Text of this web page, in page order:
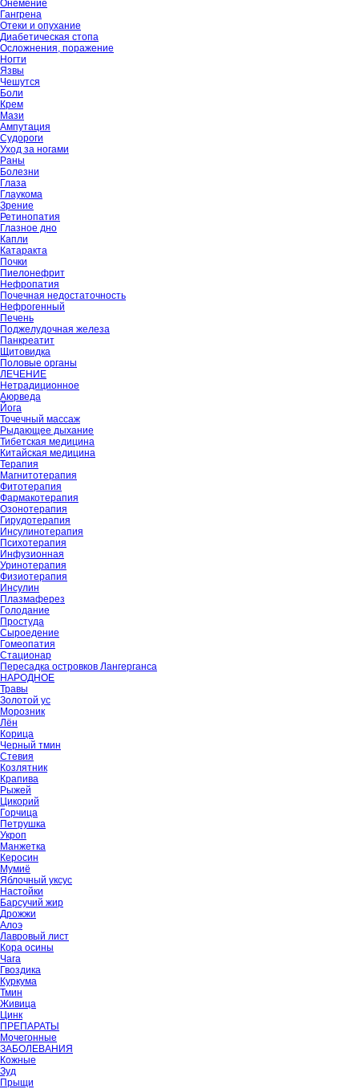
Онемение
Гангрена
Отеки и опухание
Диабетическая стопа
Осложнения, поражение
Ногти
Язвы
Чешутся
Боли
Крем
Мази
Ампутация
Судороги
Уход за ногами
Раны
Болезни
Глаза
Глаукома
Зрение
Ретинопатия
Глазное дно
Капли
Катаракта
Почки
Пиелонефрит
Нефропатия
Почечная недостаточность
Нефрогенный
Печень
Поджелудочная железа
Панкреатит
Щитовидка
Половые органы
ЛЕЧЕНИЕ
Нетрадиционное
Аюрведа
Йога
Точечный массаж
Рыдающее дыхание
Тибетская медицина
Китайская медицина
Терапия
Магнитотерапия
Фитотерапия
Фармакотерапия
Озонотерапия
Гирудотерапия
Инсулинотерапия
Психотерапия
Инфузионная
Уринотерапия
Физиотерапия
Инсулин
Плазмаферез
Голодание
Простуда
Сыроедение
Гомеопатия
Стационар
Пересадка островков Лангерганса
НАРОДНОЕ
Травы
Золотой ус
Морозник
Лён
Корица
Черный тмин
Стевия
Козлятник
Крапива
Рыжей
Цикорий
Горчица
Петрушка
Укроп
Манжетка
Керосин
Мумиё
Яблочный уксус
Настойки
Барсучий жир
Дрожжи
Алоэ
Лавровый лист
Кора осины
Чага
Гвоздика
Куркума
Тмин
Живица
Цинк
ПРЕПАРАТЫ
Мочегонные
ЗАБОЛЕВАНИЯ
Кожные
Зуд
Прыщи